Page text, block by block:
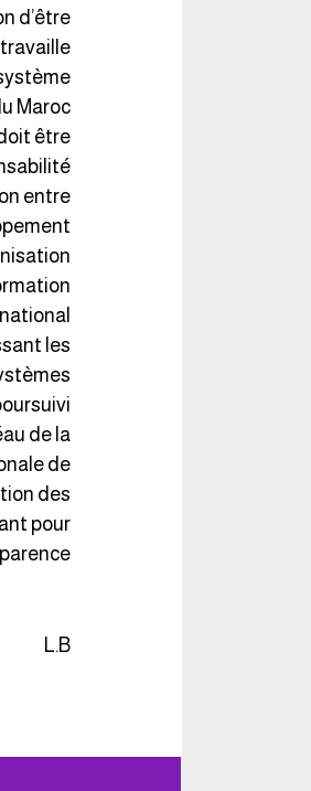
d’être.
Maroc.
être
entre
les
de la
de
des
pour
L.B